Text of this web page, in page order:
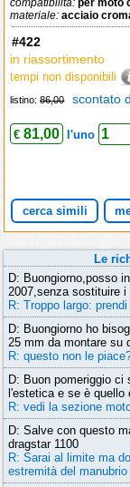
compatibilità:per moto
materiale:acciaio
#422
in riassortimento
tempi non disponibili
listino:86,00 scontato
€ 81,00 l'uno
cerca simili
Le
D: Buongiorno,posso
2007,senza sostituire
R: Troppo largo:
D: Buongiorno ho
25 mm da montare su
R: questo non le
D: Buon pomeriggio ci
l'estetica e se è quello
R: vedi la sezione
D: Salve con questo
dragstar 1100
R: Sarai al limite ma
estremità del